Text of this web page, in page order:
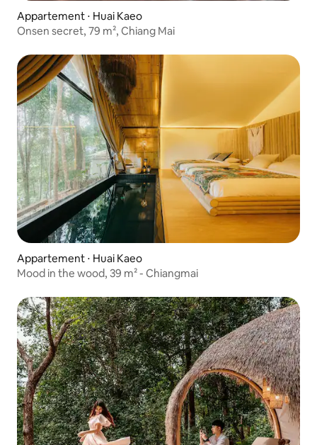
Appartement ⋅ Huai Kaeo
Onsen secret, 79 m², Chiang Mai
Appartement ⋅ Huai Kaeo
Mood in the wood, 39 m² - Chiangmai